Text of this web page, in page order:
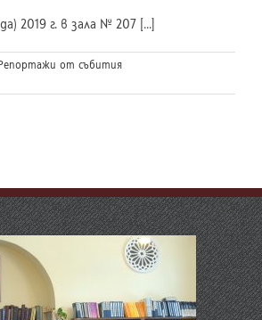
2019 г. в зала № 207 [...]
Репортажи от събития